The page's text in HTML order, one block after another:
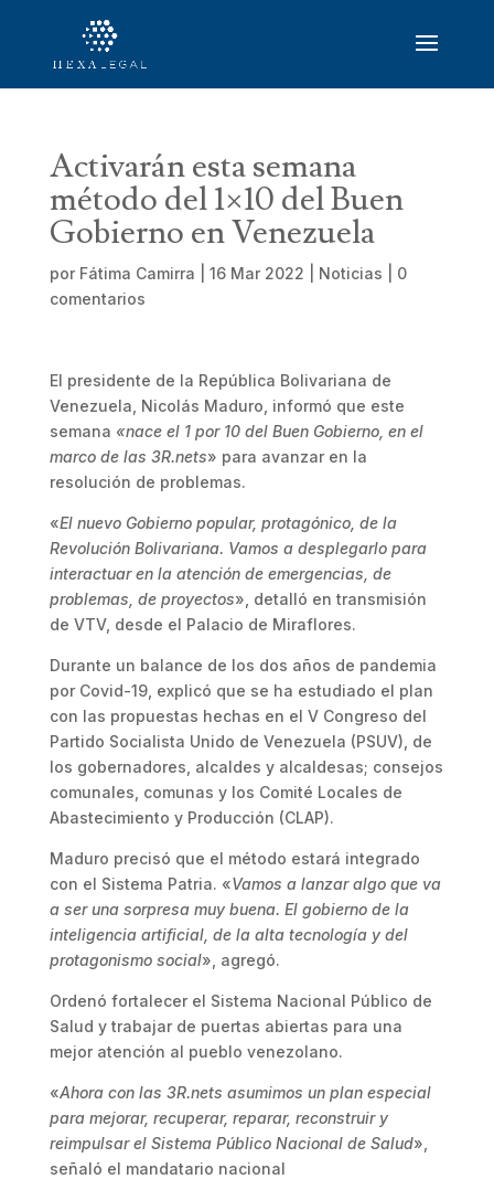
Activarán esta semana
método del 1×10 del Buen
Gobierno en Venezuela
por Fátima Camirra 16 Mar 2022 Noticias
0
comentarios
El presidente de la República Bolivariana de
Venezuela, Nicolás Maduro, informó que este
semana «nace el 1 por 10 del Buen Gobierno, en el
marco de las 3R.nets» para avanzar en la
resolución de problemas.
«El nuevo Gobierno popular, protagónico, de la
Revolución Bolivariana. Vamos a desplegarlo para
interactuar en la atención de emergencias, de
problemas, de proyectos», detalló en transmisión
de VTV, desde el Palacio de Miraflores.
Durante un balance de los dos años de pandemia
por Covid-19, explicó que se ha estudiado el plan
con las propuestas hechas en el V Congreso del
Partido Socialista Unido de Venezuela (PSUV), de
los gobernadores, alcaldes y alcaldesas; consejos
comunales, comunas y los Comité Locales de
Abastecimiento y Producción (CLAP).
Maduro precisó que el método estará integrado
con el Sistema Patria. «Vamos a lanzar algo que va
a ser una sorpresa muy buena. El gobierno de la
inteligencia artificial, de la alta tecnología y del
protagonismo social», agregó.
Ordenó fortalecer el Sistema Nacional Público de
Salud y trabajar de puertas abiertas para una
mejor atención al pueblo venezolano.
«Ahora con las 3R.nets asumimos un plan especial
para mejorar, recuperar, reparar, reconstruir y
reimpulsar el Sistema Público Nacional de Salud»,
señaló el mandatario nacional